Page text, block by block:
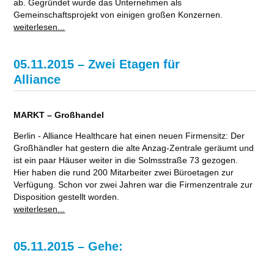
ab. Gegründet wurde das Unternehmen als
Gemeinschaftsprojekt von einigen großen Konzernen.
weiterlesen...
05.11.2015 – Zwei Etagen für
Alliance
MARKT – Großhandel
Berlin - Alliance Healthcare hat einen neuen Firmensitz: Der
Großhändler hat gestern die alte Anzag-Zentrale geräumt und
ist ein paar Häuser weiter in die Solmsstraße 73 gezogen.
Hier haben die rund 200 Mitarbeiter zwei Büroetagen zur
Verfügung. Schon vor zwei Jahren war die Firmenzentrale zur
Disposition gestellt worden.
weiterlesen...
05.11.2015 – Gehe: